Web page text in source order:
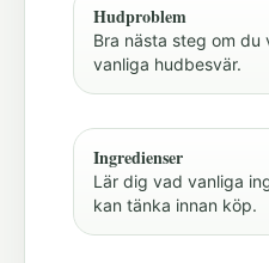
Hudproblem
Bra nästa steg om
vanliga hudbesvär.
Ingredienser
Lär dig vad vanliga
kan tänka innan köp.